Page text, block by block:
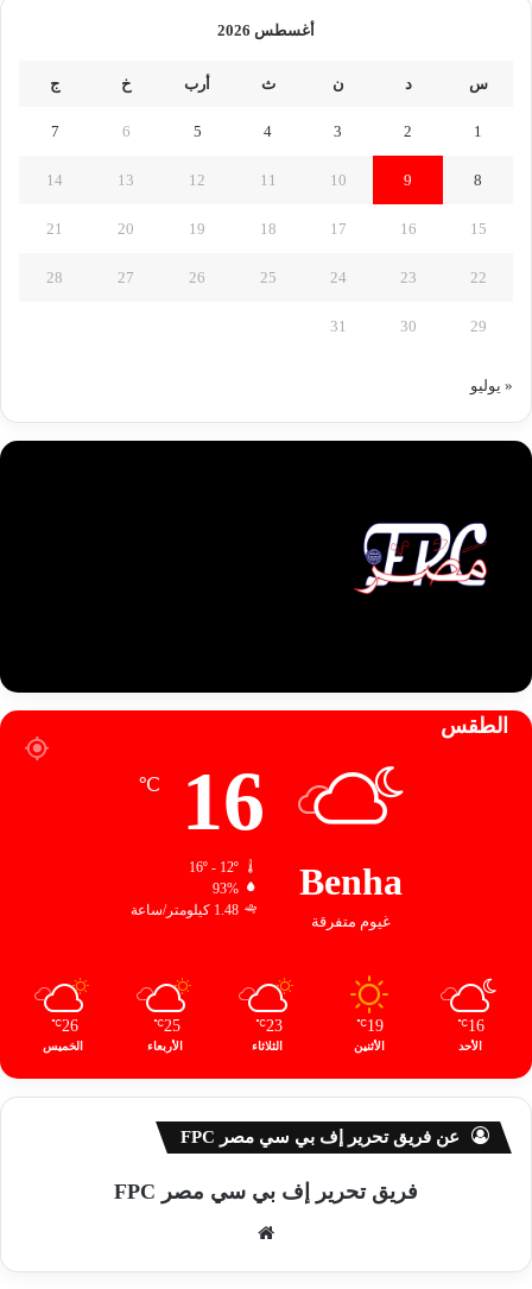
أغسطس 2026
س د ن ث أرب خ ج
1
2
3
4
5
6
7
8
9
10
11
12
13
14
15
16
17
18
19
20
21
22
23
24
25
26
27
28
29
30
31
« يوليو
الطقس
Benha
غيوم متفرقة
16
℃
16º - 12º
93%
1.48 كيلومتر/ساعة
16
℃
الأحد
19
℃
الأثنين
23
℃
الثلاثاء
25
℃
الأربعاء
26
℃
الخميس
عن فريق تحرير إف بي سي مصر FPC
فريق تحرير إف بي سي مصر FPC